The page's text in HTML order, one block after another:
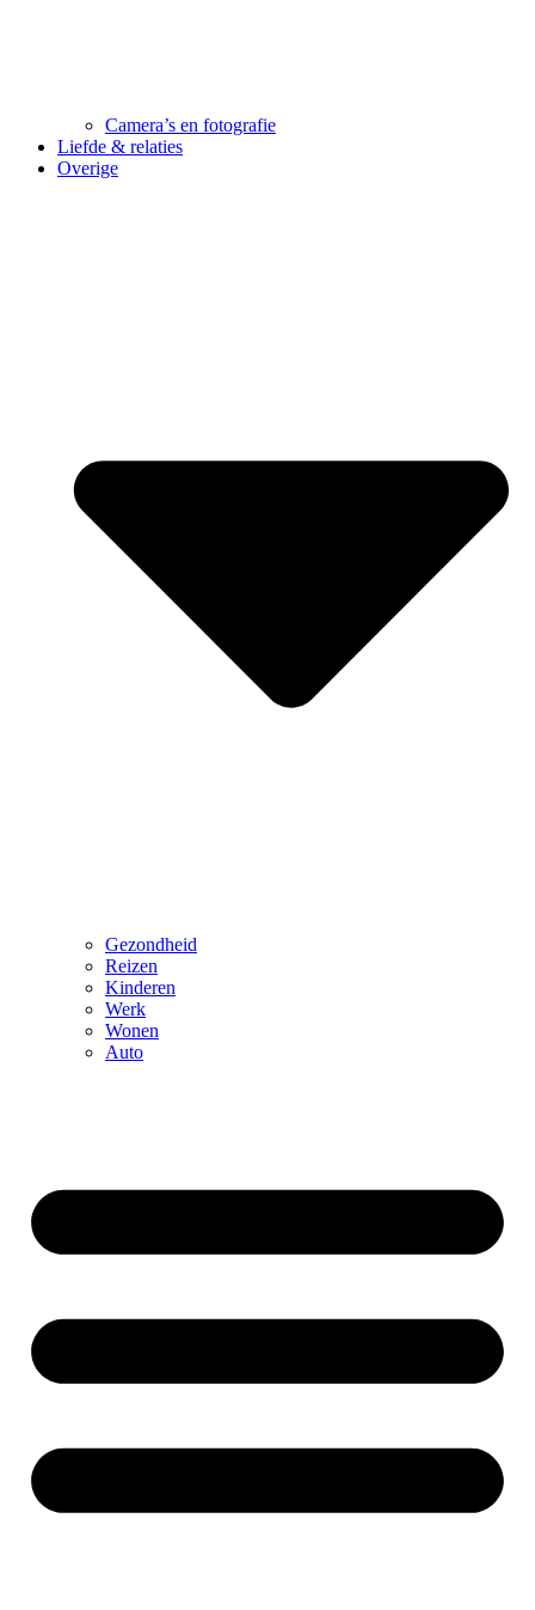
Camera’s en fotografie
Liefde & relaties
Overige
Gezondheid
Reizen
Kinderen
Werk
Wonen
Auto